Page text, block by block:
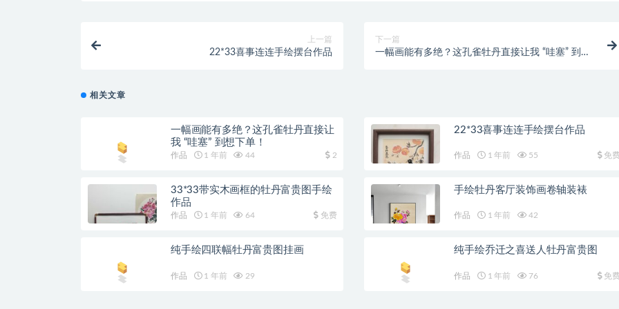
上一篇
22*33喜事连连手绘摆台作品
下一篇
一幅画能有多绝？这孔雀牡丹直接让我 “哇塞” 到想
相关文章
一幅画能有多绝？这孔雀牡丹直接让
我 “哇塞” 到想下单！
作品 1 年前 44 2
22*33喜事连连手绘摆台作品
作品 1 年前 55 免
33*33带实木画框的牡丹富贵图手绘
作品
作品 1 年前 64 免费
手绘牡丹客厅装饰画卷轴装裱
作品 1 年前 42
纯手绘四联幅牡丹富贵图挂画
作品 1 年前 29
纯手绘乔迁之喜送人牡丹富贵图
作品 1 年前 76 免